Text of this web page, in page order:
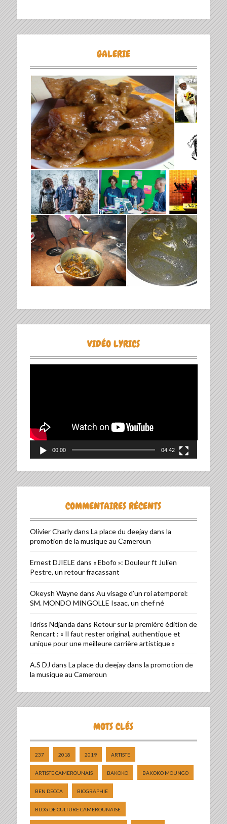
GALERIE
VIDÉO LYRICS
00:00 04:42
COMMENTAIRES RÉCENTS
Olivier Charlydans La place du deejay dans la
promotion de la musique au Cameroun
Ernest DJIELE dans « Ebofo »: Douleur ft Julien
Pestre, un retour fracassant
Okeysh Waynedans Au visage d’un roi atemporel:
SM. MONDO MINGOLLE Isaac, un chef né
Idriss Ndjanda dans Retour sur la première édition de
Rencart : « Il faut rester original, authentique et
unique pour une meilleure carrière artistique »
A.S DJ dans La place du deejay dans la promotion de
la musique au Cameroun
MOTS CLÉS
237 2018 2019 ARTISTE
ARTISTE CAMEROUNAIS BAKOKO BAKOKO MOUNGO
BEN DECCA BIOGRAPHIE
BLOG DE CULTURE CAMEROUNAISE